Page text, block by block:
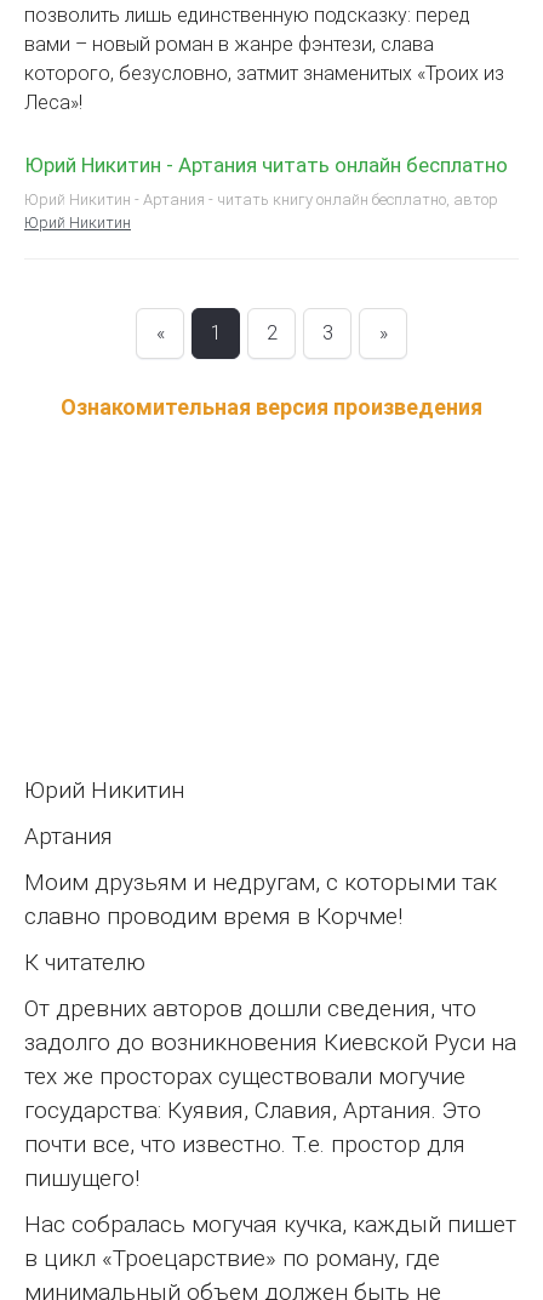
позволить лишь единственную подсказку: перед
вами – новый роман в жанре фэнтези, слава
которого, безусловно, затмит знаменитых «Троих из
Леса»!
Юрий Никитин - Артания читать онлайн бесплатно
Юрий Никитин - Артания - читать книгу онлайн бесплатно, автор
Юрий Никитин
« 1 2 3 »
Ознакомительная версия произведения
Юрий Никитин
Артания
Моим друзьям и недругам, с которыми так
славно проводим время в Корчме!
К читателю
От древних авторов дошли сведения, что
задолго до возникновения Киевской Руси на
тех же просторах существовали могучие
государства: Куявия, Славия, Артания. Это
почти все, что известно. Т.е. простор для
пишущего!
Нас собралась могучая кучка, каждый пишет
в цикл «Троецарствие» по роману, где
минимальный объем должен быть не